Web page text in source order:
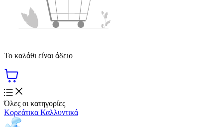
Το καλάθι είναι άδειο
Όλες οι κατηγορίες
Κορεάτικα Καλλυντικά